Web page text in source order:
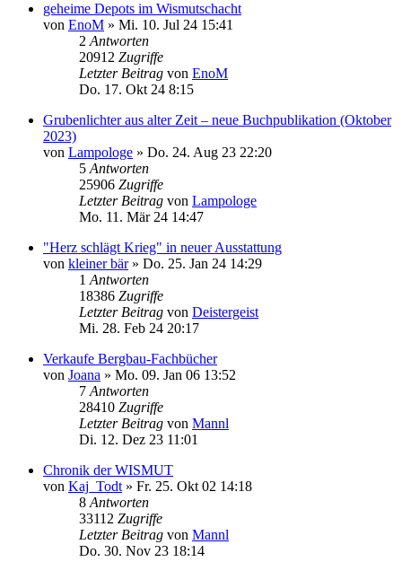
geheime Depots im Wismutschacht
von EnoM » Mi. 10. Jul 24 15:41
2 Antworten
20912 Zugriffe
Letzter Beitrag von EnoM
Do. 17. Okt 24 8:15
Grubenlichter aus alter Zeit – neue Buchpublikation (Oktober
2023)
von Lampologe » Do. 24. Aug 23 22:20
5 Antworten
25906 Zugriffe
Letzter Beitrag von Lampologe
Mo. 11. Mär 24 14:47
"Herz schlägt Krieg" in neuer Ausstattung
von kleiner bär» Do. 25. Jan 24 14:29
1 Antworten
18386 Zugriffe
Letzter Beitrag von Deistergeist
Mi. 28. Feb 24 20:17
Verkaufe Bergbau-Fachbücher
von Joana » Mo. 09. Jan 06 13:52
7 Antworten
28410 Zugriffe
Letzter Beitrag von Mannl
Di. 12. Dez 23 11:01
Chronik der WISMUT
von Kaj_Todt » Fr. 25. Okt 02 14:18
8 Antworten
33112 Zugriffe
Letzter Beitrag von Mannl
Do. 30. Nov 23 18:14